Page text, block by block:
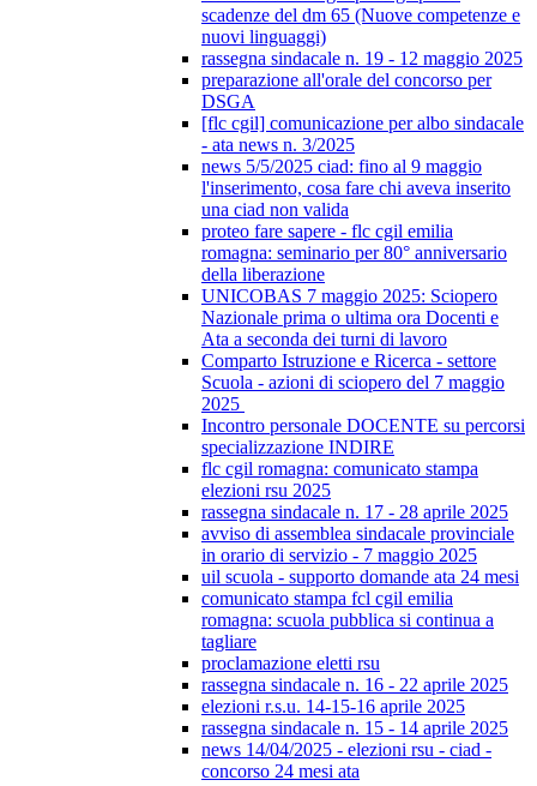
scadenze del dm 65 (Nuove competenze e
nuovi linguaggi)
rassegna sindacale n. 19 - 12 maggio 2025
preparazione all'orale del concorso per
DSGA
[flc cgil] comunicazione per albo sindacale
- ata news n. 3/2025
news 5/5/2025 ciad: fino al 9 maggio
l'inserimento, cosa fare chi aveva inserito
una ciad non valida
proteo fare sapere - flc cgil emilia
romagna: seminario per 80° anniversario
della liberazione
UNICOBAS 7 maggio 2025: Sciopero
Nazionale prima o ultima ora Docenti e
Ata a seconda dei turni di lavoro
Comparto Istruzione e Ricerca - settore
Scuola - azioni di sciopero del 7 maggio
2025
Incontro personale DOCENTE su percorsi
specializzazione INDIRE
flc cgil romagna: comunicato stampa
elezioni rsu 2025
rassegna sindacale n. 17 - 28 aprile 2025
avviso di assemblea sindacale provinciale
in orario di servizio - 7 maggio 2025
uil scuola - supporto domande ata 24 mesi
comunicato stampa fcl cgil emilia
romagna: scuola pubblica si continua a
tagliare
proclamazione eletti rsu
rassegna sindacale n. 16 - 22 aprile 2025
elezioni r.s.u. 14-15-16 aprile 2025
rassegna sindacale n. 15 - 14 aprile 2025
news 14/04/2025 - elezioni rsu - ciad -
concorso 24 mesi ata